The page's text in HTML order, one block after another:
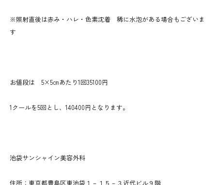
※照射直後は赤み・ハレ・色素沈着 稀に水泡がある場合もございま
す
お値段は 5×5㎝あたり1回35100円
1クールを5回とし、140400円となります。
池袋サンシャイン美容外科
住所：東京都豊島区東池袋１－１５－３近代ビル９階